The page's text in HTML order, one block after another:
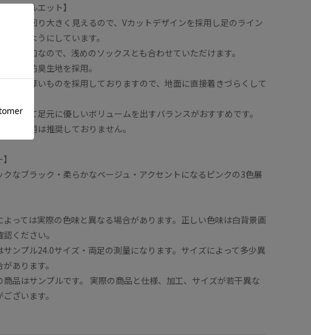
・シルエット】
み分一回り大きく見えるので、Vカットデザインを採用し足のライン
見えるようにしています。
の履き口なので、浅めのソックスとも合わせていただけます。
は抗菌防臭生地を採用。
る限り厚いものを採用しておりますので、地面に直接着きづらくして
合わせて足元に優しいボリュームを出すバランスがおすすめです。
のご使用は推奨しておりません。
クなブラック・柔らかなベージュ・アクセントになるピンクの3色展
っては実際の色味と異なる場合があります。正しい色味は白背景画
ください。
ンプル24.0サイズ・両足の測量になります。サイズによって多少異
あります。
品はサンプルです。 実際の商品と仕様、加工、サイズが若干異な
ざいます。